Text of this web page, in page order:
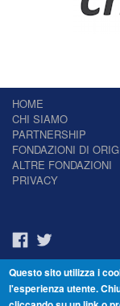
HOME
CHI SIAMO
PARTNERSHIP
FONDAZIONI DI
ALTRE FONDAZIONI
PRIVACY
Questo sito utilizza i
l'esperienza utente.